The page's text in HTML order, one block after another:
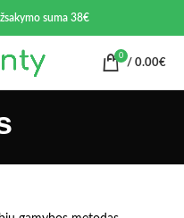
suma 38€
0
/ 0.00€